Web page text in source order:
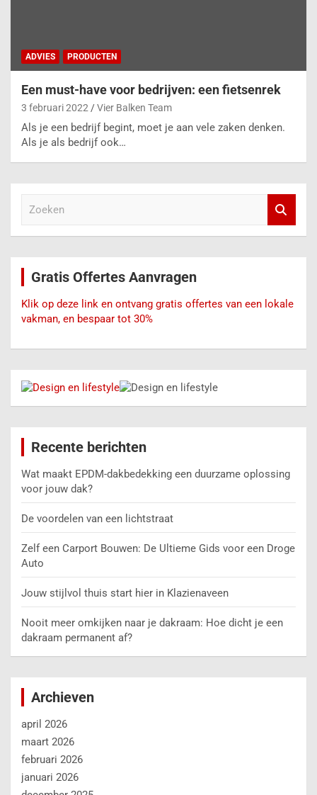
ADVIES PRODUCTEN
Een must-have voor bedrijven: een fietsenrek
3 februari 2022 Vier Balken Team
Als je een bedrijf begint, moet je aan vele zaken denken.
Als je als bedrijf ook…
Gratis Offertes Aanvragen
Klik op deze link en ontvang gratis offertes van een lokale
vakman, en bespaar tot 30%
Recente berichten
Wat maakt EPDM-dakbedekking een duurzame oplossing
voor jouw dak?
De voordelen van een lichtstraat
Zelf een Carport Bouwen: De Ultieme Gids voor een Droge
Auto
Jouw stijlvol thuis start hier in Klazienaveen
Nooit meer omkijken naar je dakraam: Hoe dicht je een
dakraam permanent af?
Archieven
april 2026
maart 2026
februari 2026
januari 2026